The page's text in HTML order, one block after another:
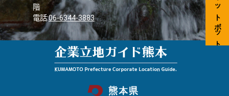
階
電話:06-6344-3883